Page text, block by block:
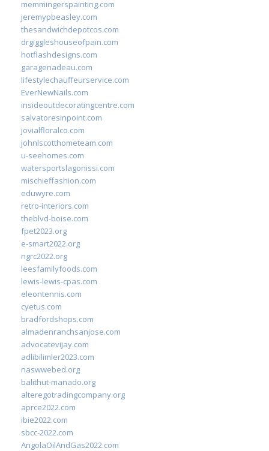
memmingerspainting.com
jeremypbeasley.com
thesandwichdepotcos.com
drgiggleshouseofpain.com
hotflashdesigns.com
garagenadeau.com
lifestylechauffeurservice.com
EverNewNails.com
insideoutdecoratingcentre.com
salvatoresinpoint.com
jovialfloralco.com
johnlscotthometeam.com
u-seehomes.com
watersportslagonissi.com
mischieffashion.com
eduwyre.com
retro-interiors.com
theblvd-boise.com
fpet2023.org
e-smart2022.org
ngrc2022.org
leesfamilyfoods.com
lewis-lewis-cpas.com
eleontennis.com
cyetus.com
bradfordshops.com
almadenranchsanjose.com
advocatevijay.com
adlibilimler2023.com
naswwebed.org
balithut-manado.org
alteregotradingcompany.org
aprce2022.com
ibie2022.com
sbcc-2022.com
AngolaOilAndGas2022.com